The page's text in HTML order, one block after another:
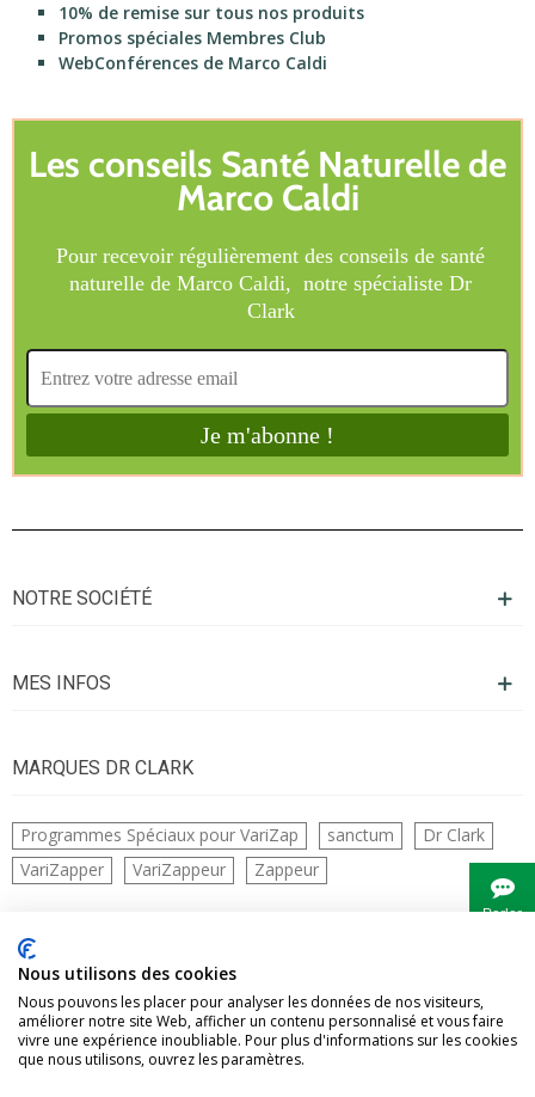
10% de remise sur tous nos produits
Promos spéciales Membres Club
WebConférences de Marco Caldi
NOTRE SOCIÉTÉ
MES INFOS
MARQUES DR CLARK
Programmes Spéciaux pour VariZap sanctum
Dr Clark
VariZapper
VariZappeur Zappeur
CONTACTS
Parler
Nous utilisons des cookies
Nous pouvons les placer pour analyser les données de nos visiteurs,
améliorer notre site Web, afficher un contenu personnalisé et vous faire
vivre une expérience inoubliable. Pour plus d'informations sur les cookies
que nous utilisons, ouvrez les paramètres.